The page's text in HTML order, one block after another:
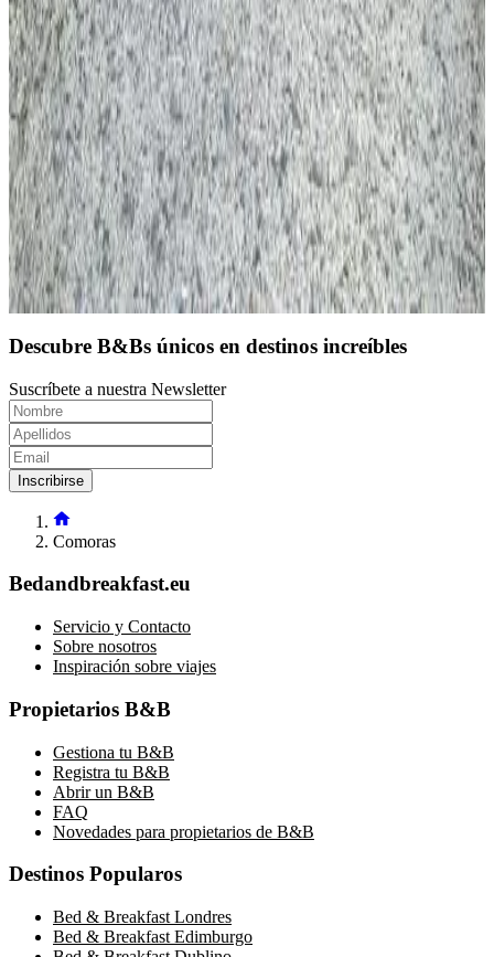
10
Reserva directa
Descubre B&Bs únicos en destinos increíbles
Suscríbete a nuestra Newsletter
Inscribirse
Comoras
Bedandbreakfast.eu
Servicio y Contacto
Sobre nosotros
Inspiración sobre viajes
Propietarios B&B
Gestiona tu B&B
Registra tu B&B
Abrir un B&B
FAQ
Novedades para propietarios de B&B
Destinos Popularos
Bed & Breakfast Londres
Bed & Breakfast Edimburgo